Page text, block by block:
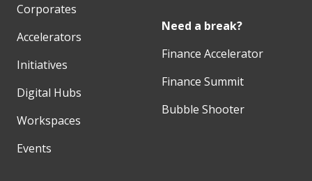
Corporates
Accelerators
Initiatives
Digital Hubs
Workspaces
Events
Need a break?
Finance Accelerator
Finance Summit
Bubble Shooter